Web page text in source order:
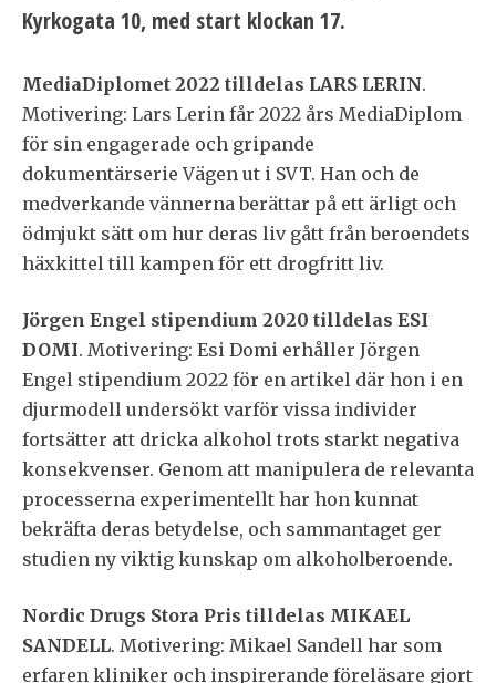
Kyrkogata 10, med start klockan 17.
MediaDiplomet 2022 tilldelas LARS LERIN.
Motivering: Lars Lerin får 2022 års MediaDiplom
för sin engagerade och gripande
dokumentärserie Vägen ut i SVT. Han och de
medverkande vännerna berättar på ett ärligt och
ödmjukt sätt om hur deras liv gått från beroendets
häxkittel till kampen för ett drogfritt liv.
Jörgen Engel stipendium 2020 tilldelas ESI
DOMI. Motivering: Esi Domi erhåller Jörgen
Engel stipendium 2022 för en artikel där hon i en
djurmodell undersökt varför vissa individer
fortsätter att dricka alkohol trots starkt negativa
konsekvenser. Genom att manipulera de relevanta
processerna experimentellt har hon kunnat
bekräfta deras betydelse, och sammantaget ger
studien ny viktig kunskap om alkoholberoende.
Nordic Drugs Stora Pris tilldelas MIKAEL
SANDELL. Motivering: Mikael Sandell har som
erfaren kliniker och inspirerande föreläsare gjort